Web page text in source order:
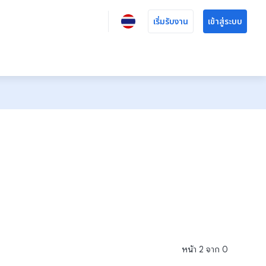
เริ่มรับงาน เข้าสู่ระบบ
หน้า 2 จาก 0